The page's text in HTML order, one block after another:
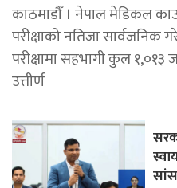
काठमाडौँ । नेपाल मेडिकल
परीक्षाको नतिजा
परीक्षामा सहभागी कुल १,०१३
उत्तीर्ण